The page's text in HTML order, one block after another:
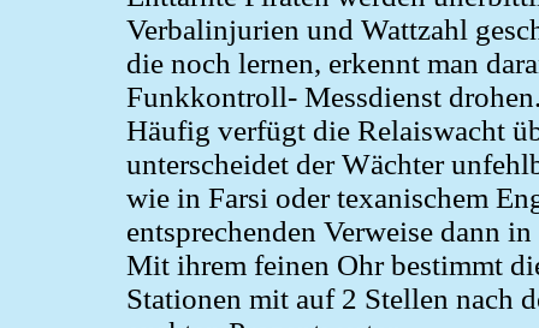
Verbalinjurien und Wattzahl
die noch lernen, erkennt man
Funkkontroll- Messdienst
Häufig verfügt die Relaiswacht
unterscheidet der Wächter
wie in Farsi oder texanischem
entsprechenden Verweise dann
Mit ihrem feinen Ohr bestimmt
Stationen mit auf 2 Stellen nach